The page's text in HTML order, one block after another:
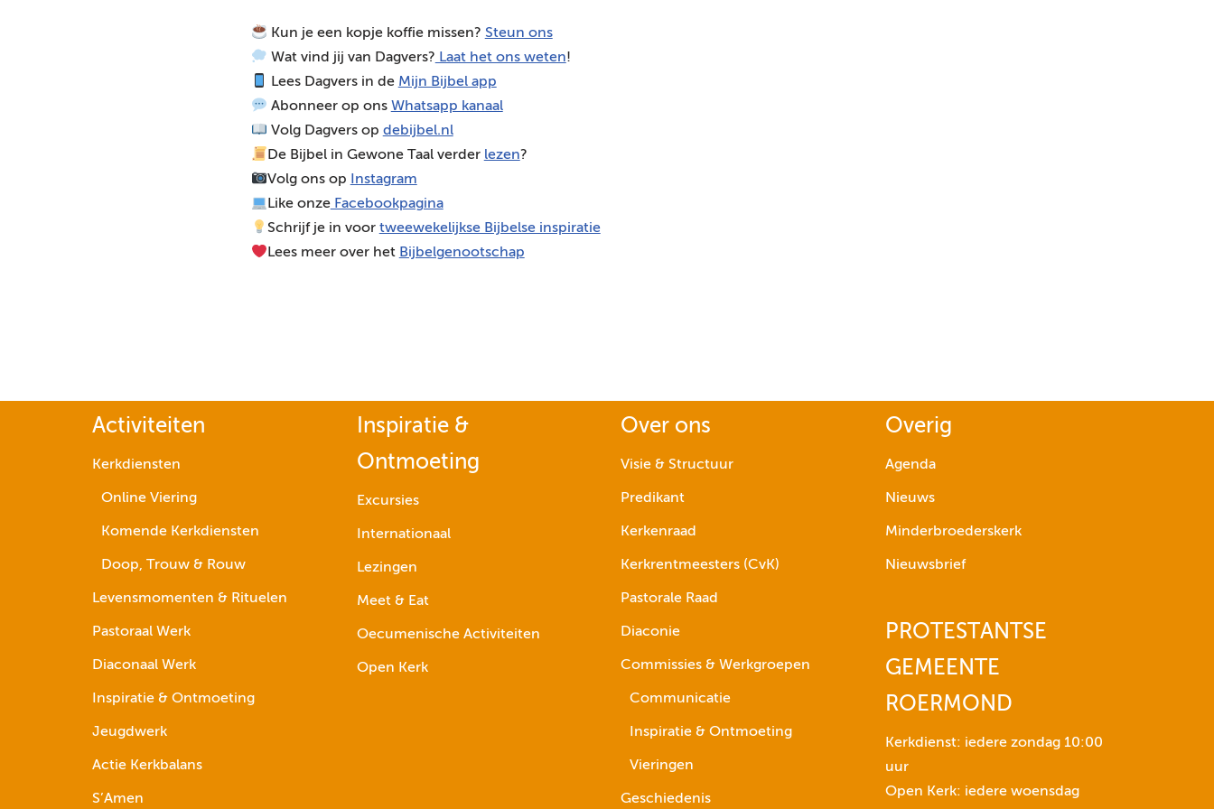
s
p
e
l
r
i
t
o
e
o
m
e
t
v
Kun je een kopje koffie missen? Steun ons
Wat vind jij van Dagvers? Laat het ons weten!
Lees Dagvers in de Mijn Bijbel app
Abonneer op ons Whatsapp kanaal
Volg Dagvers op debijbel.nl
De Bijbel in Gewone Taal verder lezen?
Volg ons op
Instagram
Like onzeFacebookpagina
Schrijf je in voor tweewekelijkse Bijbelse inspiratie
Lees meer over het Bijbelgenootschap
Activiteiten
Kerkdiensten
Online Viering
Komende Kerkdiensten
Doop, Trouw & Rouw
Levensmomenten & Rituelen
Pastoraal Werk
Diaconaal Werk
Inspiratie & Ontmoeting
Jeugdwerk
Actie Kerkbalans
S’Amen
Inspiratie &
Ontmoeting
Excursies
Internationaal
Lezingen
Meet & Eat
Oecumenische Activiteiten
Open Kerk
Over ons
Visie & Structuur
Predikant
Kerkenraad
Kerkrentmeesters (CvK)
Pastorale Raad
Diaconie
Commissies & Werkgroepen
Communicatie
Inspiratie & Ontmoeting
Vieringen
Geschiedenis
Overig
Agenda
Nieuws
Minderbroederskerk
Nieuwsbrief
PROTESTANTSE
GEMEENTE
ROERMOND
Kerkdienst: iedere zondag 10:00
uur
Open Kerk: iedere woensdag